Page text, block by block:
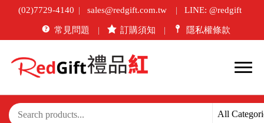
(02)7729-4140 sales@redgift.com.tw LINE: @redgift
常見問題 訂購須知 隱私權條款